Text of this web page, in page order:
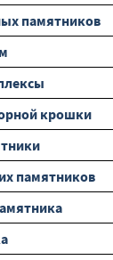
памятников
крошки
памятников